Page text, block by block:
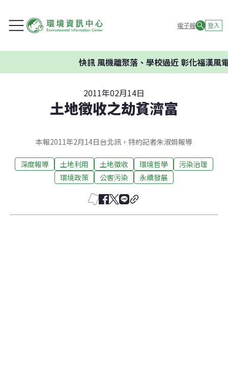
電子報 登入
快訊風機離聚落、學校過近 彰化福漢風電
2011年02月14日
土地徵收之劫貧濟富
本報2011年2月14日台北訊，特約記者朱淑娟報導
深度報導 土地利用 土地徵收 環境哲學
污染治理
環境政策
公害污染 永續發展